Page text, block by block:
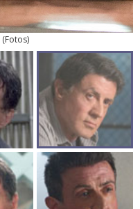
(Fotos)